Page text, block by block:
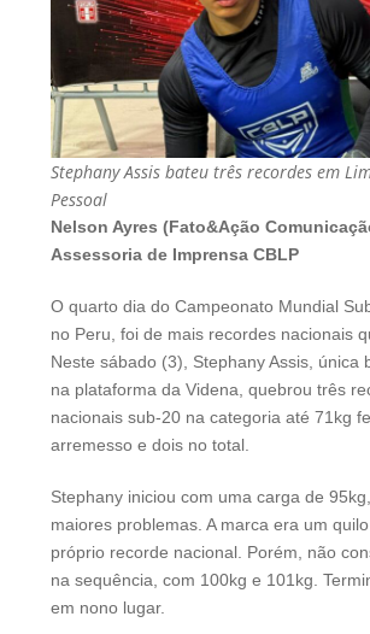
Stephany Assis bateu três recordes em
Pessoal
Nelson Ayres (Fato&Ação
Assessoria de Imprensa CBLP
O quarto dia do Campeonato Mundial
no Peru, foi de mais recordes nacionais
Neste sábado (3), Stephany Assis, única
na plataforma da Videna, quebrou três
nacionais sub-20 na categoria até 71kg
arremesso e dois no total.
Stephany iniciou com uma carga de
maiores problemas. A marca era um
próprio recorde nacional. Porém, não
na sequência, com 100kg e 101kg.
em nono lugar.